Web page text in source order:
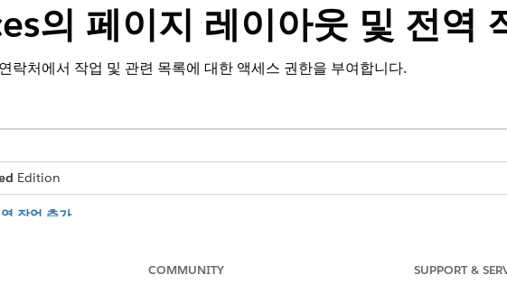
의 페이지 레이아웃 및 전역
락처에서 작업 및 관련 목록에 대한 액세스 권한을 부여합니다.
Edition
작업 추가
레이아웃 구성
COMMUNITY SUPPORT &